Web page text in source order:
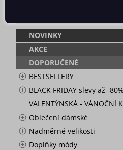
NOVINKY
AKCE
DOPORUČENÉ
BESTSELLERY
BLACK FRIDAY slevy až -80%
VALENTÝNSKÁ - VÁNOČNÍ
Oblečení dámské
Nadměrné velikosti
Doplňky módy